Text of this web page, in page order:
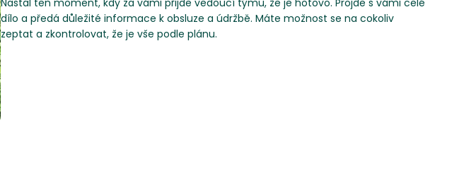
Nastal ten moment, kdy za vámi přijde vedoucí týmu, že je hotovo. Projde s vámi celé
dílo a předá důležité informace k obsluze a údržbě. Máte možnost se na cokoliv
zeptat a zkontrolovat, že je vše podle plánu.